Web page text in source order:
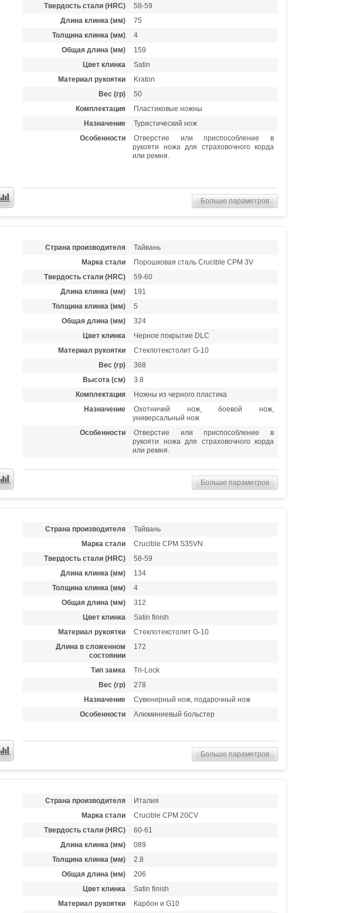
Твердость стали (HRC)
58-59
Длина клинка (мм)
75
Толщина клинка (мм)
4
Общая длина (мм)
159
Цвет клинка
Satin
Материал рукоятки
Kraton
Вес (гр)
50
Комплектация
Пластиковые ножны
Назначение
Туристический нож
Особенности
Отверстие или приспособление в
рукояти ножа для страховочного корда
или ремня.
Больше параметров
Страна производителя
Тайвань
Марка стали
Порошковая сталь Crucible CPM 3V
Твердость стали (HRC)
59-60
Длина клинка (мм)
191
Толщина клинка (мм)
5
Общая длина (мм)
324
Цвет клинка
Черное покрытие DLC
Материал рукоятки
Стеклотекстолит G-10
Вес (гр)
368
Высота (см)
3.8
Комплектация
Ножны из черного пластика
Назначение
Охотничий нож, боевой нож,
универсальный нож
Особенности
Отверстие или приспособление в
рукояти ножа для страховочного корда
или ремня.
Больше параметров
Страна производителя
Тайвань
Марка стали
Crucible CPM S35VN
Твердость стали (HRC)
58-59
Длина клинка (мм)
134
Толщина клинка (мм)
4
Общая длина (мм)
312
Цвет клинка
Satin finish
Материал рукоятки
Стеклотекстолит G-10
Длина в сложенном
состоянии
172
Тип замка
Tri-Lock
Вес (гр)
278
Назначение
Сувенирный нож, подарочный нож
Особенности
Алюминиевый больстер
Больше параметров
Страна производителя
Италия
Марка стали
Crucible CPM 20CV
Твердость стали (HRC)
60-61
Длина клинка (мм)
089
Толщина клинка (мм)
2.8
Общая длина (мм)
206
Цвет клинка
Satin finish
Материал рукоятки
Карбон и G10